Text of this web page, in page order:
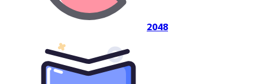
2048